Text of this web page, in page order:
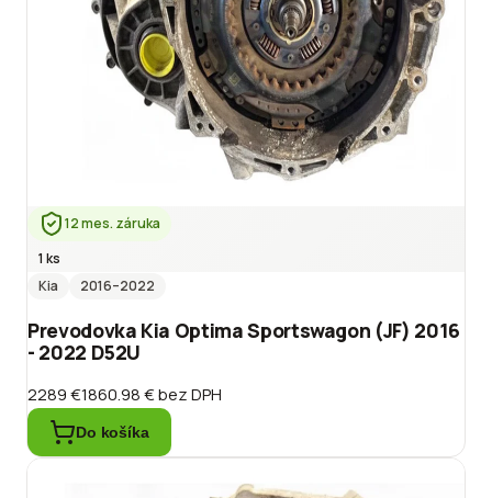
12 mes. záruka
1 ks
Kia
2016–2022
Prevodovka Kia Optima Sportswagon (JF) 2016
- 2022 D52U
2289 €1860.98 €bez DPH
Do košíka